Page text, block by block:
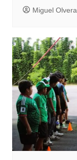
Miguel Olvera